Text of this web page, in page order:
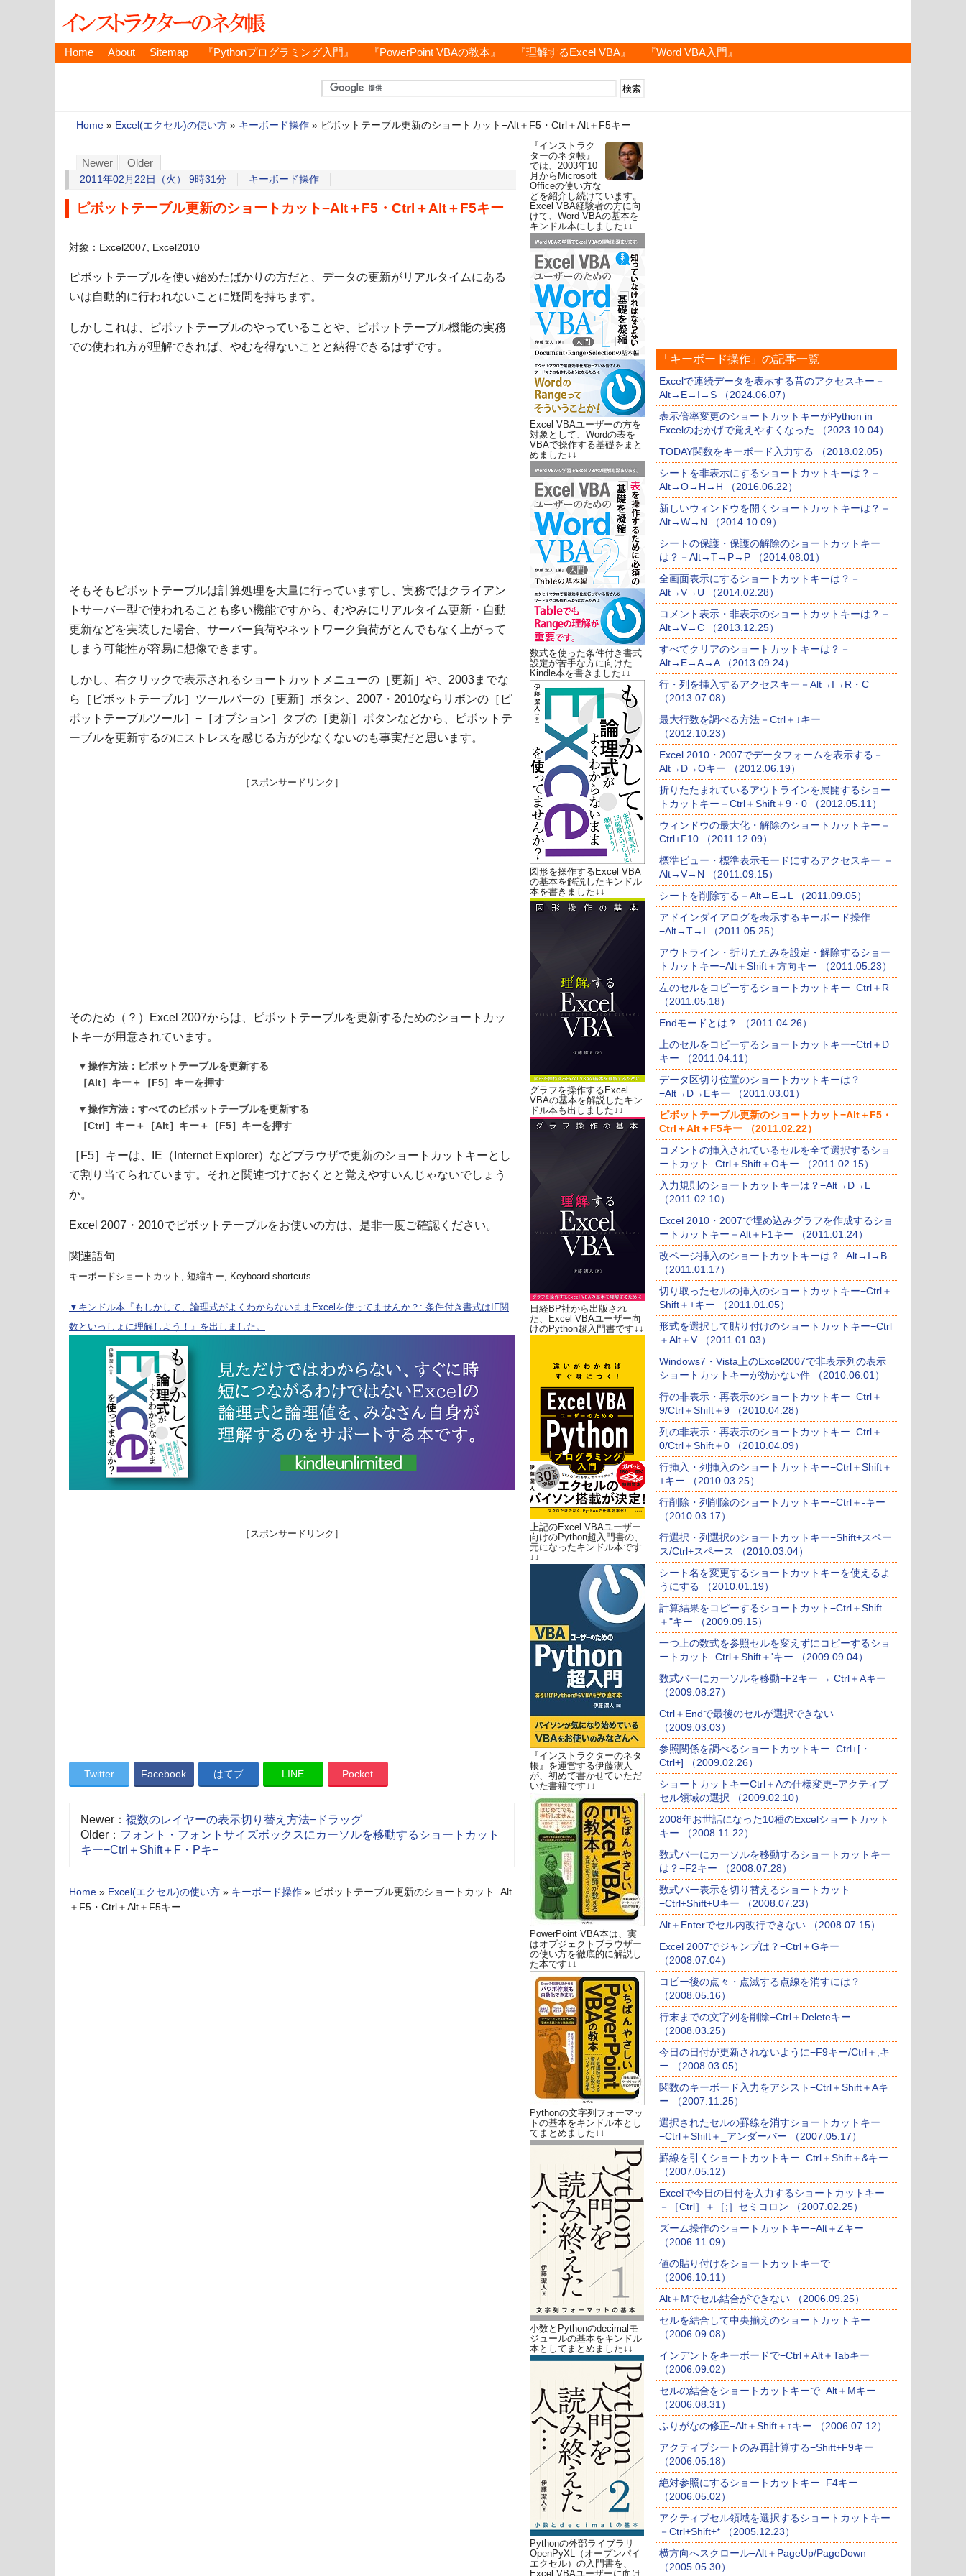
Home About Sitemap 『Pythonプログラミング入門』 『PowerPoint VBAの教本』 『理解するExcel VBA』 『Word VBA入門』
Home » Excel(エクセル)の使い方 » キーボード操作 » ピボットテーブル更新のショートカット−Alt＋F5・Ctrl＋Alt＋F5キー
Newer Older
2011年02月22日（火） 9時31分 キーボード操作
ピボットテーブル更新のショートカット−Alt＋F5・Ctrl＋Alt＋F5キー
対象：Excel2007, Excel2010
ピボットテーブルを使い始めたばかりの方だと、データの更新がリアルタイムにある
いは自動的に行われないことに疑問を持ちます。
しかしこれは、ピボットテーブルのやっていることや、ピボットテーブル機能の実務
での使われ方が理解できれば、やむを得ないことと納得できるはずです。
そもそもピボットテーブルは計算処理を大量に行っていますし、実務ではクライアン
トサーバー型で使われることも多い機能ですから、むやみにリアルタイム更新・自動
更新などを実装した場合、サーバー負荷やネットワーク負荷がとんでもなく上がって
しまう可能性が容易に想像できます。
しかし、右クリックで表示されるショートカットメニューの［更新］や、2003までな
ら［ピボットテーブル］ツールバーの［更新］ボタン、2007・2010ならリボンの［ピ
ボットテーブルツール］−［オプション］タブの［更新］ボタンなどから、ピボットテ
ーブルを更新するのにストレスを感じる方が少なくないのも事実だと思います。
［スポンサードリンク］
そのため（？）Excel 2007からは、ピボットテーブルを更新するためのショートカッ
トキーが用意されています。
▼操作方法：ピボットテーブルを更新する
［Alt］キー＋［F5］キーを押す
▼操作方法：すべてのピボットテーブルを更新する
［Ctrl］キー＋［Alt］キー＋［F5］キーを押す
［F5］キーは、IE（Internet Explorer）などブラウザで更新のショートカットキーとし
て割り当てられています。それと関連づけておくとと覚えやすいんじゃないでしょう
か。
Excel 2007・2010でピボットテーブルをお使いの方は、是非一度ご確認ください。
関連語句
キーボードショートカット, 短縮キー, Keyboard shortcuts
▼キンドル本『もしかして、論理式がよくわからないままExcelを使ってませんか？: 条件付き書式はIF関
数といっしょに理解しよう！』を出しました。
［スポンサードリンク］
Twitter Facebook はてブ LINE Pocket
Newer： 複数のレイヤーの表示切り替え方法−ドラッグ
Older： フォント・フォントサイズボックスにカーソルを移動するショートカット
キー−Ctrl＋Shift＋F・Pキ−
Home » Excel(エクセル)の使い方 » キーボード操作 » ピボットテーブル更新のショートカット−Alt
＋F5・Ctrl＋Alt＋F5キー
『インストラク
ターのネタ帳』
では、2003年10
月からMicrosoft
Officeの使い方な
どを紹介し続けています。
Excel VBA経験者の方に向
けて、Word VBAの基本を
キンドル本にしました↓↓
Excel VBAユーザーの方を
対象として、Wordの表を
VBAで操作する基礎をまと
めました↓↓
数式を使った条件付き書式
設定が苦手な方に向けた
Kindle本を書きました↓↓
図形を操作するExcel VBA
の基本を解説したキンドル
本を書きました↓↓
グラフを操作するExcel
VBAの基本を解説したキン
ドル本も出しました↓↓
日経BP社から出版され
た、Excel VBAユーザー向
けのPython超入門書です↓↓
上記のExcel VBAユーザー
向けのPython超入門書の、
元になったキンドル本です
↓↓
『インストラクターのネタ
帳』を運営する伊藤潔人
が、初めて書かせていただ
いた書籍です↓↓
PowerPoint VBA本は、実
はオブジェクトブラウザー
の使い方を徹底的に解説し
た本です↓↓
Pythonの文字列フォーマッ
トの基本をキンドル本とし
てまとめました↓↓
小数とPythonのdecimalモ
ジュールの基本をキンドル
本としてまとめました↓↓
Pythonの外部ライブラリ
OpenPyXL（オープンパイ
エクセル）の入門書を、
Excel VBAユーザーに向け
「キーボード操作」の記事一覧
Excelで連続データを表示する昔のアクセスキー－
Alt→E→I→S （2024.06.07）
表示倍率変更のショートカットキーがPython in
Excelのおかげで覚えやすくなった （2023.10.04）
TODAY関数をキーボード入力する （2018.02.05）
シートを非表示にするショートカットキーは？－
Alt→O→H→H （2016.06.22）
新しいウィンドウを開くショートカットキーは？－
Alt→W→N （2014.10.09）
シートの保護・保護の解除のショートカットキー
は？－Alt→T→P→P （2014.08.01）
全画面表示にするショートカットキーは？－
Alt→V→U （2014.02.28）
コメント表示・非表示のショートカットキーは？－
Alt→V→C （2013.12.25）
すべてクリアのショートカットキーは？－
Alt→E→A→A （2013.09.24）
行・列を挿入するアクセスキー－Alt→I→R・C
（2013.07.08）
最大行数を調べる方法－Ctrl＋↓キー
（2012.10.23）
Excel 2010・2007でデータフォームを表示する－
Alt→D→Oキー （2012.06.19）
折りたたまれているアウトラインを展開するショー
トカットキー－Ctrl＋Shift＋9・0 （2012.05.11）
ウィンドウの最大化・解除のショートカットキー－
Ctrl+F10 （2011.12.09）
標準ビュー・標準表示モードにするアクセスキー －
Alt→V→N （2011.09.15）
シートを削除する－Alt→E→L （2011.09.05）
アドインダイアログを表示するキーボード操作
−Alt→T→I （2011.05.25）
アウトライン・折りたたみを設定・解除するショー
トカットキー−Alt＋Shift＋方向キー （2011.05.23）
左のセルをコピーするショートカットキー−Ctrl＋R
（2011.05.18）
Endモードとは？ （2011.04.26）
上のセルをコピーするショートカットキー−Ctrl＋D
キー （2011.04.11）
データ区切り位置のショートカットキーは？
−Alt→D→Eキー （2011.03.01）
ピボットテーブル更新のショートカット−Alt＋F5・
Ctrl＋Alt＋F5キー （2011.02.22）
コメントの挿入されているセルを全て選択するショ
ートカット−Ctrl＋Shift＋Oキー （2011.02.15）
入力規則のショートカットキーは？−Alt→D→L
（2011.02.10）
Excel 2010・2007で埋め込みグラフを作成するショ
ートカットキー－Alt＋F1キー （2011.01.24）
改ページ挿入のショートカットキーは？−Alt→I→B
（2011.01.17）
切り取ったセルの挿入のショートカットキー−Ctrl＋
Shift＋+キー （2011.01.05）
形式を選択して貼り付けのショートカットキー−Ctrl
＋Alt＋V （2011.01.03）
Windows7・Vista上のExcel2007で非表示列の表示
ショートカットキーが効かない件 （2010.06.01）
行の非表示・再表示のショートカットキー−Ctrl＋
9/Ctrl＋Shift＋9 （2010.04.28）
列の非表示・再表示のショートカットキー−Ctrl＋
0/Ctrl＋Shift＋0 （2010.04.09）
行挿入・列挿入のショートカットキー−Ctrl＋Shift＋
+キー （2010.03.25）
行削除・列削除のショートカットキー−Ctrl＋-キー
（2010.03.17）
行選択・列選択のショートカットキー−Shift+スペー
ス/Ctrl+スペース （2010.03.04）
シート名を変更するショートカットキーを使えるよ
うにする （2010.01.19）
計算結果をコピーするショートカット−Ctrl＋Shift
＋"キー （2009.09.15）
一つ上の数式を参照セルを変えずにコピーするショ
ートカット−Ctrl＋Shift＋'キー （2009.09.04）
数式バーにカーソルを移動−F2キー → Ctrl＋Aキー
（2009.08.27）
Ctrl＋Endで最後のセルが選択できない
（2009.03.03）
参照関係を調べるショートカットキー−Ctrl+[・
Ctrl+] （2009.02.26）
ショートカットキーCtrl＋Aの仕様変更−アクティブ
セル領域の選択 （2009.02.10）
2008年お世話になった10種のExcelショートカット
キー （2008.11.22）
数式バーにカーソルを移動するショートカットキー
は？−F2キー （2008.07.28）
数式バー表示を切り替えるショートカット
−Ctrl+Shift+Uキー （2008.07.23）
Alt＋Enterでセル内改行できない （2008.07.15）
Excel 2007でジャンプは？−Ctrl＋Gキー
（2008.07.04）
コピー後の点々・点滅する点線を消すには？
（2008.05.16）
行末までの文字列を削除−Ctrl＋Deleteキー
（2008.03.25）
今日の日付が更新されないように−F9キー/Ctrl＋;キ
ー （2008.03.05）
関数のキーボード入力をアシスト−Ctrl＋Shift＋Aキ
ー （2007.11.25）
選択されたセルの罫線を消すショートカットキー
−Ctrl＋Shift＋_アンダーバー （2007.05.17）
罫線を引くショートカットキー−Ctrl＋Shift＋&キー
（2007.05.12）
Excelで今日の日付を入力するショートカットキー
－［Ctrl］＋［;］セミコロン （2007.02.25）
ズーム操作のショートカットキー−Alt＋Zキー
（2006.11.09）
値の貼り付けをショートカットキーで
（2006.10.11）
Alt＋Mでセル結合ができない （2006.09.25）
セルを結合して中央揃えのショートカットキー
（2006.09.08）
インデントをキーボードで−Ctrl＋Alt＋Tabキー
（2006.09.02）
セルの結合をショートカットキーで−Alt＋Mキー
（2006.08.31）
ふりがなの修正−Alt＋Shift＋↑キー （2006.07.12）
アクティブシートのみ再計算する−Shift+F9キー
（2006.05.18）
絶対参照にするショートカットキー−F4キー
（2006.05.02）
アクティブセル領域を選択するショートカットキー
－Ctrl+Shift+* （2005.12.23）
横方向へスクロール−Alt＋PageUp/PageDown
（2005.05.30）